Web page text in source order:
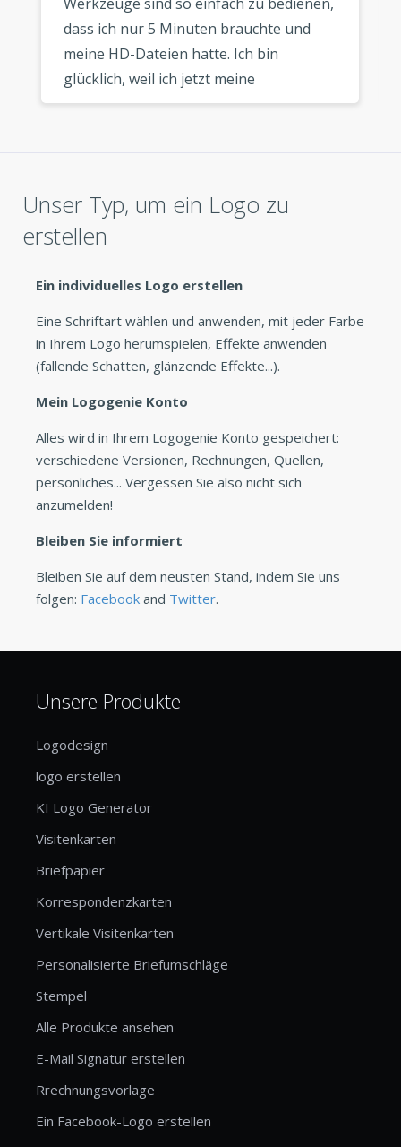
dass ich nur 5 Minuten brauchte und
meine HD-Dateien hatte. Ich bin
glücklich, weil ich jetzt meine
Visitenkarten machen kann. Ich würde
Unser Typ, um ein Logo zu
erstellen
Ein individuelles Logo erstellen
Eine Schriftart wählen und anwenden, mit jeder Farbe
in Ihrem Logo herumspielen, Effekte anwenden
(fallende Schatten, glänzende Effekte...).
Mein Logogenie Konto
Alles wird in Ihrem Logogenie Konto gespeichert:
verschiedene Versionen, Rechnungen, Quellen,
persönliches... Vergessen Sie also nicht sich
anzumelden!
Bleiben Sie informiert
Bleiben Sie auf dem neusten Stand, indem Sie uns
folgen: Facebook and Twitter.
Unsere Produkte
Logodesign
logo erstellen
KI Logo Generator
Visitenkarten
Briefpapier
Korrespondenzkarten
Vertikale Visitenkarten
Personalisierte Briefumschläge
Stempel
Alle Produkte ansehen
E-Mail Signatur erstellen
Rrechnungsvorlage
Ein Facebook-Logo erstellen